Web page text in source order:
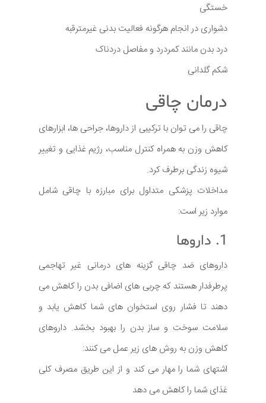
خستگی
دشواری در انجام هرگونه فعالیت بدنی غیرمترقبه
درد بدن مانند کمردرد و مفاصل دردناک
شکم گلدانی
درمان چاقی
چاقی را می توان با ترکیبی از داروها، جراحی ها، ابزارهای
کاهش وزن به همراه کنترل مناسب، رژیم غذایی و تغییر
شیوه زندگی برطرف کرد.
مداخلات پزشکی متداول برای مبارزه با چاقی شامل
موارد زیر است:
1. داروها
داروهای ضد چاقی گزینه های درمانی غیر تهاجمی
پرطرفدار هستند که چربی های اضافی بدن را کاهش می
دهند تا فشار روی استخوان های شما کاهش یابد و
سلامت سوخت و ساز بدن را بهبود بخشد. داروهای
کاهش وزن به روش های زیر عمل می کنند:
اشتهای شما را مهار می کند و از این طریق مصرف کلی
غذای شما را کاهش می دهد